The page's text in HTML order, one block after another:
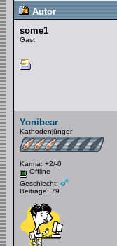
Autor
some1
Gast
Yonibear
Kathodenjünger
Karma: +2/-0
Offline
Geschlecht:
Beiträge: 79